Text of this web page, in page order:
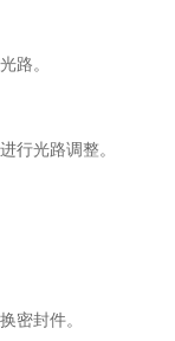
。
路调整。
封件。